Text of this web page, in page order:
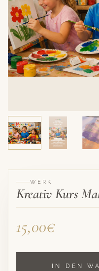
WERK
Kreativ Kurs
15,00€
IN DEN